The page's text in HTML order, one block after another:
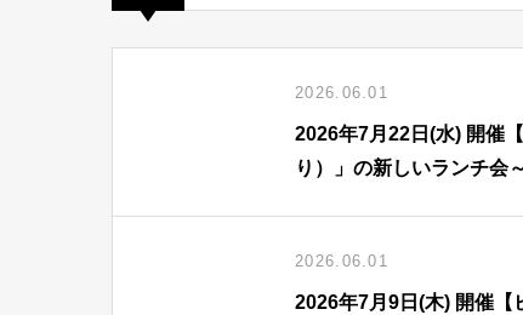
2026.06.01
2026年7月22日(水) 開催
り）」の新しいランチ会
2026.06.01
2026年7月9日(木) 開催【